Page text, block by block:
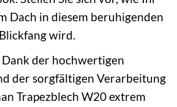
Dach in diesem beruhigenden
wird.
Dank der hochwertigen
der sorgfältigen Verarbeitung
Trapezblech W20 extrem